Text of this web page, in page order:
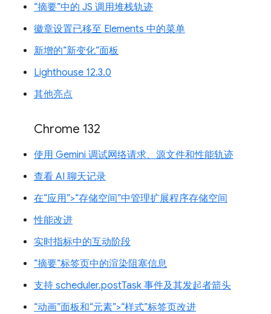
“摘要”中的 JS 调用堆栈轨迹
徽章设置已移至 Elements 中的菜单
新增的“新变化”面板
Lighthouse 12.3.0
其他亮点
Chrome 132
使用 Gemini 调试网络请求、源文件和性能轨迹
查看 AI 聊天记录
在“应用”>“存储空间”中管理扩展程序存储空间
性能改进
实时指标中的互动阶段
“摘要”标签页中的渲染阻塞信息
支持 scheduler.postTask 事件及其发起者箭头
“动画”面板和“元素”>“样式”标签页改进